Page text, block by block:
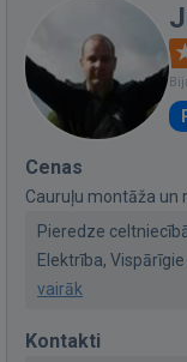
Cenas
Cauruļu montāža un
Pieredze
Elektrība,
vairāk
Kontakti